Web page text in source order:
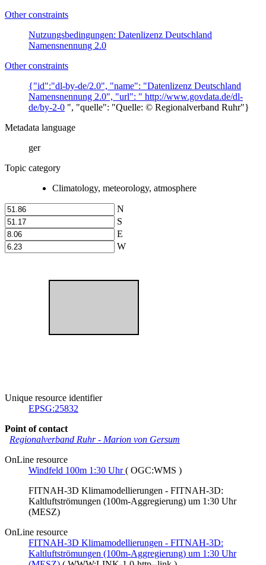
Other constraints
Nutzungsbedingungen: Datenlizenz Deutschland
Namensnennung 2.0
Other constraints
{"id":"dl-by-de/2.0", "name": "Datenlizenz Deutschland
Namensnennung 2.0", "url": " http://www.govdata.de/dl-
de/by-2-0 ", "quelle": "Quelle: © Regionalverband Ruhr"}
Metadata language
ger
Topic category
Climatology, meteorology, atmosphere
N
S
E
W
Unique resource identifier
EPSG:25832
Point of contact
Regionalverband Ruhr- Marion von Gersum
OnLine resource
Windfeld 100m 1:30 Uhr( OGC:WMS )
FITNAH-3D Klimamodellierungen - FITNAH-3D:
Kaltluftströmungen (100m-Aggregierung) um 1:30 Uhr
(MESZ)
OnLine resource
FITNAH-3D Klimamodellierungen - FITNAH-3D:
Kaltluftströmungen (100m-Aggregierung) um 1:30 Uhr